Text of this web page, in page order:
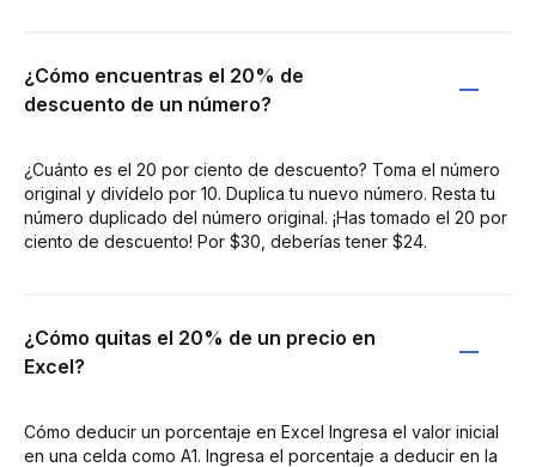
¿Cómo encuentras el 20% de
descuento de un número?
¿Cuánto es el 20 por ciento de descuento? Toma el número
original y divídelo por 10. Duplica tu nuevo número. Resta tu
número duplicado del número original. ¡Has tomado el 20 por
ciento de descuento! Por $30, deberías tener $24.
¿Cómo quitas el 20% de un precio en
Excel?
Cómo deducir un porcentaje en Excel Ingresa el valor inicial
en una celda como A1. Ingresa el porcentaje a deducir en la